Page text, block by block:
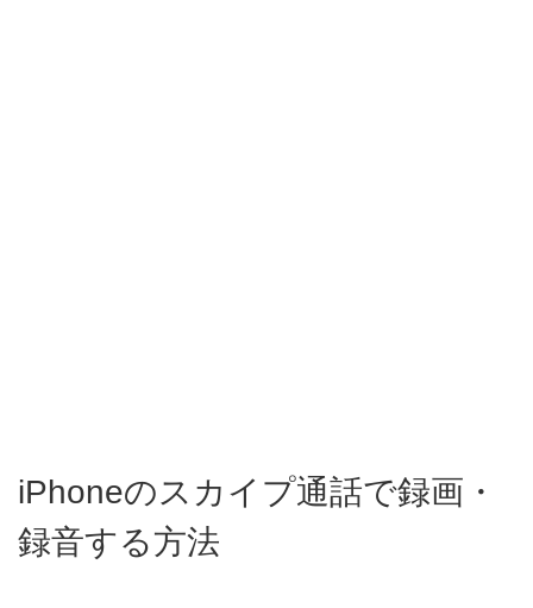
iPhoneのスカイプ通話で録画・
録音する方法